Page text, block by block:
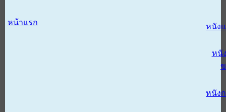
หน้าแรก หนัง
หนั
หนัง